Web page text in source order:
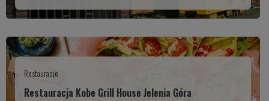
Restauracje
Restauracja Kobe Grill House Jelenia Góra